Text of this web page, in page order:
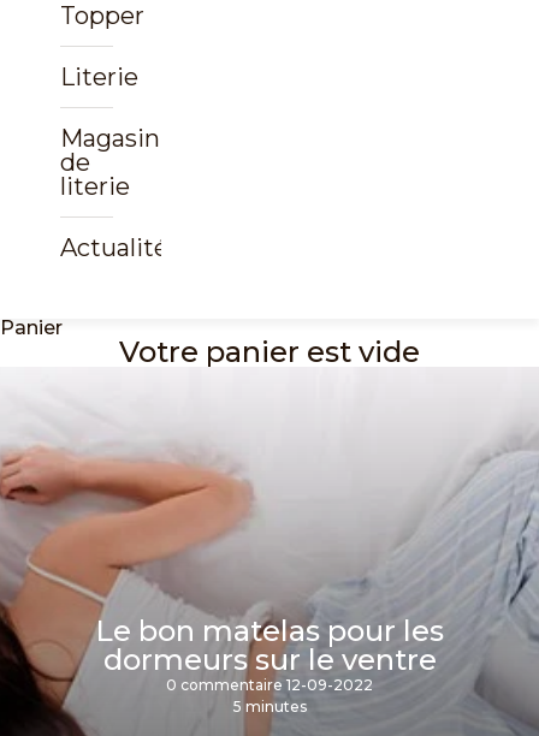
Topper
Literie
Magasin
de
literie
Actualités
Panier
Votre panier est vide
Le bon matelas pour les
dormeurs sur le ventre
0 commentaire 12-09-2022
5 minutes